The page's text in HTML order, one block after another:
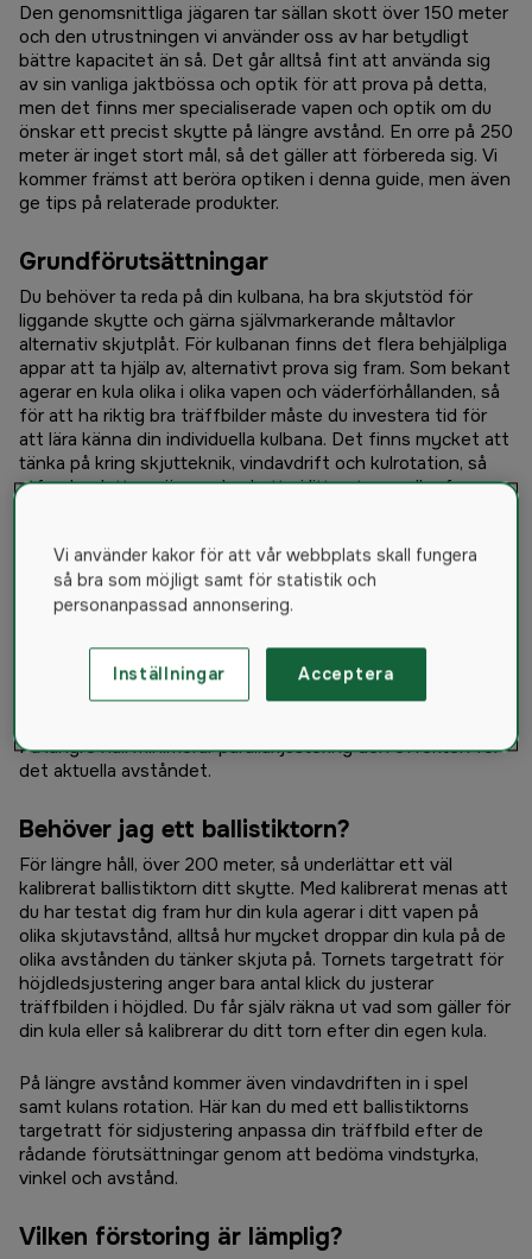
Den genomsnittliga jägaren tar sällan skott över 150 meter
och den utrustningen vi använder oss av har betydligt
bättre kapacitet än så. Det går alltså fint att använda sig
av sin vanliga jaktbössa och optik för att prova på detta,
men det finns mer specialiserade vapen och optik om du
önskar ett precist skytte på längre avstånd. En orre på 250
meter är inget stort mål, så det gäller att förbereda sig. Vi
kommer främst att beröra optiken i denna guide, men även
ge tips på relaterade produkter.
Grundförutsättningar
Du behöver ta reda på din kulbana, ha bra skjutstöd för
liggande skytte och gärna självmarkerande måltavlor
alternativ skjutplåt. För kulbanan finns det flera behjälpliga
appar att ta hjälp av, alternativt prova sig fram. Som bekant
agerar en kula olika i olika vapen och väderförhållanden, så
för att ha riktig bra träffbilder måste du investera tid för
att lära känna din individuella kulbana. Det finns mycket att
tänka på kring skjutteknik, vindavdrift och kulrotation, så
utforska detta spännande skytte i litteraturen eller forum.
Vad är parallaxjustering?
Parallaxjustering behövs för att mekaniskt kompensera för
förskjutning av träffområdet gentemot ditt riktmedel när
ditt öga inte ligger perfekt i linje med kikarobjektivets
siktlinje. De flesta kikarsikten har en fast parallaxjustering
På längre håll minimerar parallaxjustering den effekten för
det aktuella avståndet.
Behöver jag ett ballistiktorn?
För längre håll, över 200 meter, så underlättar ett väl
kalibrerat ballistiktorn ditt skytte. Med kalibrerat menas att
du har testat dig fram hur din kula agerar i ditt vapen på
olika skjutavstånd, alltså hur mycket droppar din kula på de
olika avstånden du tänker skjuta på. Tornets targetratt för
höjdledsjustering anger bara antal klick du justerar
träffbilden i höjdled. Du får själv räkna ut vad som gäller för
din kula eller så kalibrerar du ditt torn efter din egen kula.
På längre avstånd kommer även vindavdriften in i spel
samt kulans rotation. Här kan du med ett ballistiktorns
targetratt för sidjustering anpassa din träffbild efter de
rådande förutsättningar genom att bedöma vindstyrka,
vinkel och avstånd.
Vilken förstoring är lämplig?
Vi använder kakor för att vår webbplats skall fungera
så bra som möjligt samt för statistik och
personanpassad annonsering.
Inställningar Acceptera